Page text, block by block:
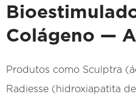
Colágeno —
Produtos como Sculptra
Radiesse (hidroxiapatita